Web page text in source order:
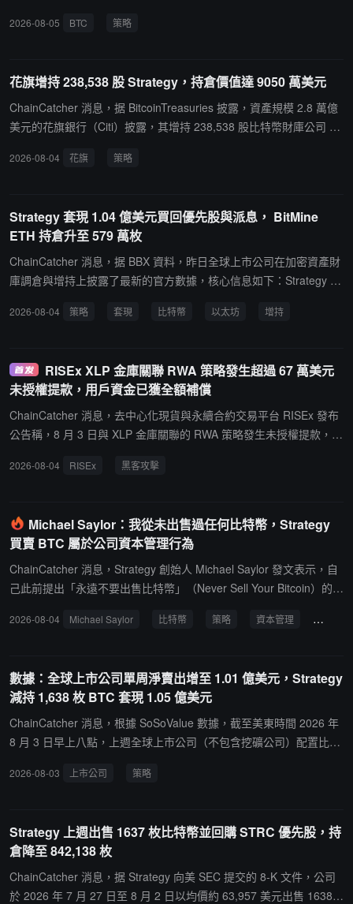
25 年至 2028 年間出生的兒童在註冊後可獲得美國財政部一次性 100
劃，並將在啟動前與符合條件的員工分享註冊詳情。
2026-08-05 BTC 策略
花旗增持 238,538 股 Strategy，持倉價值達 9050 萬美元
ChainCatcher 消息，据 BitcoinTreasuries 披露，資產規模 2.8 萬億
美元的花旗銀行（Citi）披露，其增持 238,538 股比特幣財庫公司 Str
股，價值 9050 萬美元。
2026-08-04 花旗 策略
Strategy 套現 1.04 億美元買回優先股與派息， BitMine
ETH 持倉升至 579 萬枚
ChainCatcher 消息，据 BBX 資料，昨日全球上市公司在加密資產財
庫調倉與增持上披露了最新的官方數據，核心信息如下：Strategy 套
向美國 SEC 提交的 8-K 文件披露，公司於 2026 年 7 月 27 日至 8
5,230 萬美元用於回購 STRC 優先股。截至 8 月 2 日，Strategy 累
計持有 842,138 枚 BTC（總持倉成本約 635.1 億美元，均價約 75,4
19 美元）。BitMine 上週加倉 1.03 萬枚 ETH： Bitmine Immersion
Technologies (NYSE: $BMNR) 官方披露，公司上週再次增持 10,39
7,813 枚 ETH，約占以太坊全網總供應量的 4.8%。Capital B 穩健增
量升至 3,140 枚 BTC。The Smarter Web Company 增持 9 枚 BT
C： 英國倫敦上市科技公司 The Smarter Web Company (LSE: $SW
C) 披露最新財庫動態，公司近日增持 9 枚 比特幣，其比特幣總持倉
量由此前數額遞增至 2,712 枚 BTC。
2026-08-04 策略 套現 比特幣 以太坊 增持
RISEx XLP 金庫關聯 RWA 策略發生超過 67 萬美元
未授權提款，用戶資金已獲全額補償
ChainCatcher 消息，去中心化現貨與永續合約交易平台 RISEx 發布
公告稱，8 月 3 日與 XLP 金庫關聯的 RWA 策略發生未授權提款，涉
誤，團隊在數分鐘內發現並修復，已使用 7 月份產生的部分手續費全
審查相關交易與配置，確認無其他同類問題，並正在追蹤資金，嘗試
聯繫相關地址要求歸還。後續將發布事後分析報告。
2026-08-04 RISEx 黑客攻擊
Michael Saylor：我從未出售過任何比特幣，Strategy
買賣 BTC 屬於公司資本管理行為
ChainCatcher 消息，Strategy 創始人 Michael Saylor 發文表示，自
己此前提出「永遠不要出售比特幣」（Never Sell Your Bitcoin）的觀
未出售過任何比特幣，「一枚聰（satoshi）都沒有賣過」。他強調，
示，Strategy 與投資者對於比特幣的長期信念並未改變，公司相關操
作屬於企業財務策略，而個人持幣理念仍然保持不變。此前，市場曾
關注 Strategy 是否會調整比特幣持倉策略，Saylor 此次發言旨在區
分個人持幣行為與上市公司資產管理決策。
2026-08-04 Michael Saylor 比特幣 策略 資本管理 個人投
數據：全球上市公司單周淨賣出增至 1.01 億美元，Strategy
減持 1,638 枚 BTC 套現 1.05 億美元
ChainCatcher 消息，根據 SoSoValue 數據，截至美東時間 2026 年
8 月 3 日早上八點，上週全球上市公司（不包含挖礦公司）配置比特
gy 於 8 月 3 日收入約 1.05 億美元，以 $63,957 的價格出售 1,638
續三週未購買比特幣。此外，另有 5 家公司上週購買比特幣：以太坊
資產公司 Bitmine 於 7 月 27 日宣布購買 1 枚比特幣，未透露具體購
買金額，總持倉達到 208 枚；資產管理公司 Strive 於 8 月 3 日宣布
花費 126 萬美元，以 $63,191 的價格購買 20 枚比特幣，總持倉達到
2026-08-03 上市公司 策略
Strategy 上週出售 1637 枚比特幣並回購 STRC 優先股，持
倉降至 842,138 枚
ChainCatcher 消息，据 Strategy 向美 SEC 提交的 8-K 文件，公司
於 2026 年 7 月 27 日至 8 月 2 日以均價約 63,957 美元出售 1638